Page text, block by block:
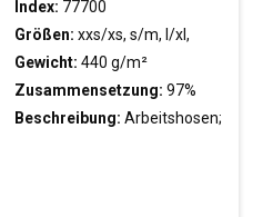
Filtruj
Schulternähte mit
Verstärkungsband versehen.
Index: 77700
Größen: xxs/xs, s/m, l/xl,
xxl/xxxl
Gewicht: 440 g/m²
Zusammensetzung: 97%
Baumwolle, 3% Elasthan
Beschreibung: Arbeitshosen;